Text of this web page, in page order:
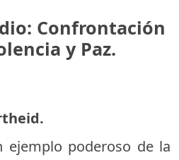
Confrontación
y Paz.
ejemplo poderoso de la